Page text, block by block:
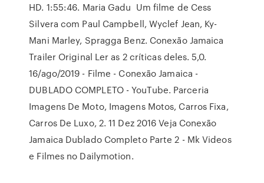
HD. 1:55:46. Maria Gadu Um filme de Cess
Silvera com Paul Campbell, Wyclef Jean, Ky-
Mani Marley, Spragga Benz. Conexão Jamaica
Trailer Original Ler as 2 críticas deles. 5,0.
16/ago/2019 - Filme - Conexão Jamaica -
DUBLADO COMPLETO - YouTube. Parceria
Imagens De Moto, Imagens Motos, Carros Fixa,
Carros De Luxo, 2. 11 Dez 2016 Veja Conexão
Jamaica Dublado Completo Parte 2 - Mk Videos
e Filmes no Dailymotion.